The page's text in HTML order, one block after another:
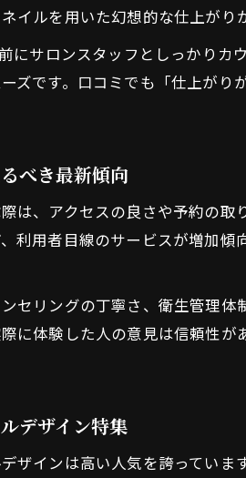
リーズナ
コスパ
割引やキ
木更津で
空席確認
ネット予
曽根エリアで
口コミか
イルを用いた幻想的な仕上がり
にサロンスタッフとしっかり
ズです。口コミでも「仕上が
べき最新傾向
は、アクセスの良さや予約の
利用者目線のサービスが増加
セリングの丁寧さ、衛生管理
に体験した人の意見は信頼性
デザイン特集
ザインは高い人気を誇ってい